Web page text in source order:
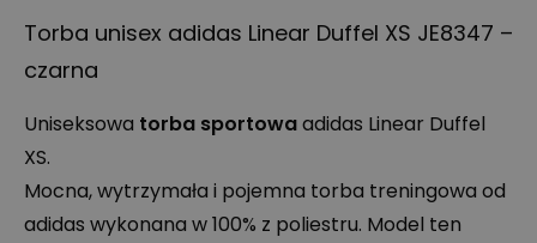
Torba unisex adidas Linear Duffel XS JE8347 –
czarna
Uniseksowa torba sportowaadidas Linear Duffel
XS.
Mocna, wytrzymała i pojemna torba treningowa od
adidas wykonana w 100% z poliestru. Model ten